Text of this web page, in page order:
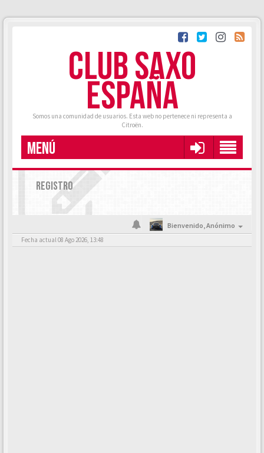
CLUB SAXO
ESPAÑA
Somos una comunidad de usuarios. Esta web no pertenece ni representa a
Citroën.
MENÚ
REGISTRO
Bienvenido,Anónimo
Fecha actual 08 Ago 2026, 13:48